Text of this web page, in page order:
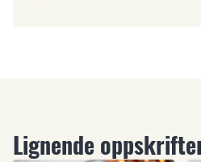
Lignende